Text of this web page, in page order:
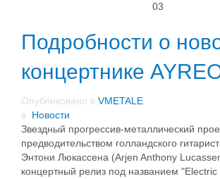
03
Подробности о
концертнике
Опубликовано в VMETALE
в Новости
Звездный прогрессив-металлический
предводительством голландского
Энтони Люкассена (Arjen Anthony
концертный релиз под названием "Electric